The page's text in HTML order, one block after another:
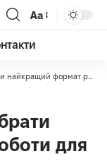
Аа
формат роботи для себе
для